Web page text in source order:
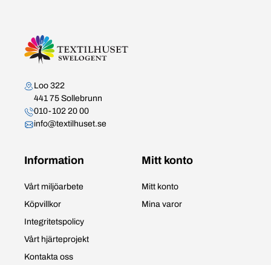
Kontakta oss
Loo 322
441 75 Sollebrunn
010-102 20 00
info@textilhuset.se
Information
Vårt miljöarbete
Köpvillkor
Integritetspolicy
Vårt hjärteprojekt
Kontakta oss
Mitt konto
Mitt konto
Mina varor